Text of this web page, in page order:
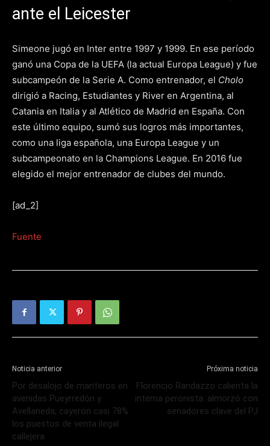
ante el Leicester
Simeone jugó en Inter entre 1997 y 1999. En ese período
ganó una Copa de la UEFA (la actual Europa League) y fue
subcampeón de la Serie A. Como entrenador, el Cholo
dirigió a Racing, Estudiantes y River en Argentina, al
Catania en Italia y al Atlético de Madrid en España. Con
este último equipo, sumó sus logros más importantes,
como una liga española, una Europa League y un
subcampeonato en la Champions League. En 2016 fue
elegido el mejor entrenador de clubes del mundo.
[ad_2]
Fuente
Noticia anterior
Por desalojo de manteros en
avenidas Pueyrredón y
Avellaneda, cayeron casi 78%
los puestos de venta ilegal
callejera
Próxima noticia
Florencio Randazzo calienta la
interna peronista: almorzó con
senadores clave del PJ